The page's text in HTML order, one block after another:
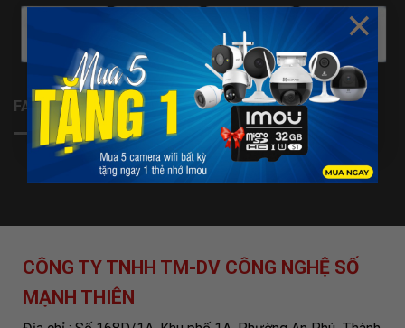
×
FANPAGE
CÔNG TY TNHH TM-DV CÔNG NGHỆ SỐ
MẠNH THIÊN